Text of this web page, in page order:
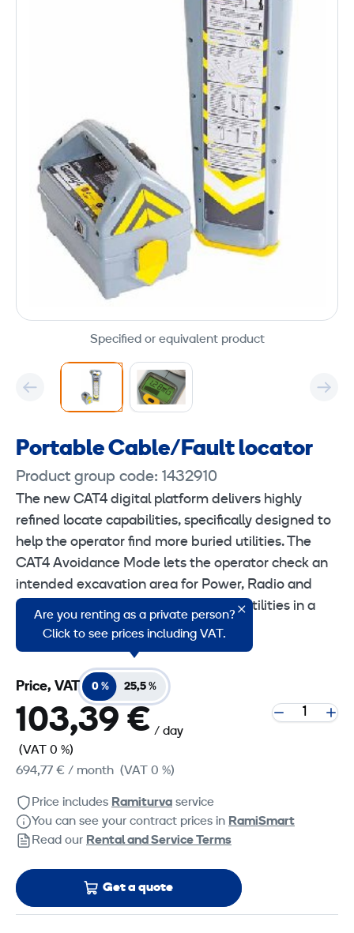
Specified or equivalent product
Portable Cable/Fault locator
Product group code: 1432910
The new CAT4 digital platform delivers highly
refined locate capabilities, specifically designed to
help the operator find more buried utilities. The
CAT4 Avoidance Mode lets the operator check an
intended excavation area for Power, Radio and
Genny signals, and pinpoint located utilities in a
single scan.
Are you renting as a private person?
Click to see prices including VAT.
Price, VAT 0 % 25,5 %
103,39 € / day
(VAT 0 %)
694,77 € / month (VAT 0 %)
Price includes Ramiturva service
You can see your contract prices in RamiSmart
Read our Rental and Service Terms
Get a quote